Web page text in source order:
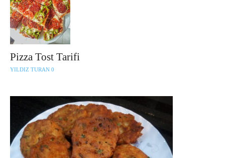
Pizza Tost Tarifi
YILDIZ TURAN 0